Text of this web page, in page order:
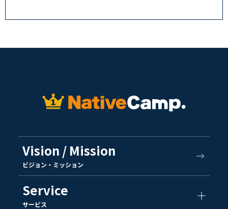
Vision / Mission
ビジョン・ミッション
Service
サービス